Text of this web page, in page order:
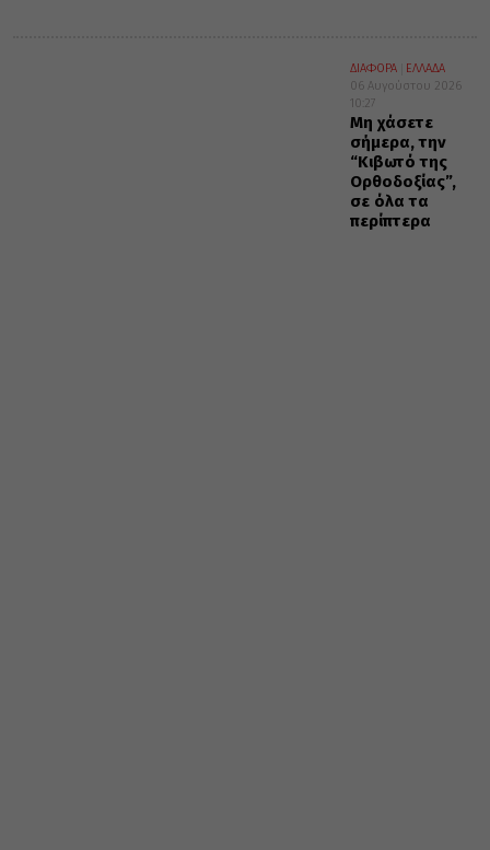
ΔΙΑΦΟΡΑ
ΕΛΛΑΔΑ
06 Αυγούστου 2026
10:27
Μη χάσετε
σήμερα, την
“Κιβωτό της
Ορθοδοξίας”,
σε όλα τα
περίπτερα